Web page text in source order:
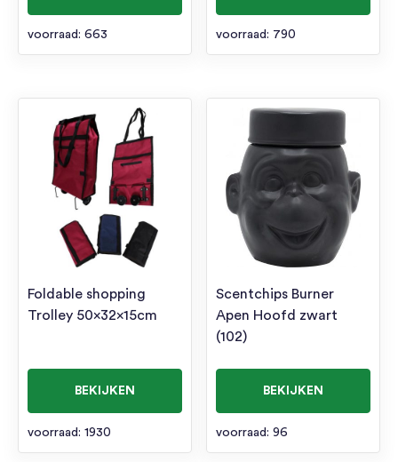
voorraad: 663 voorraad: 790
Foldable shopping
Trolley 50x32x15cm
BEKIJKEN
voorraad: 1930
Scentchips Burner
Apen Hoofd zwart
(102)
BEKIJKEN
voorraad: 96